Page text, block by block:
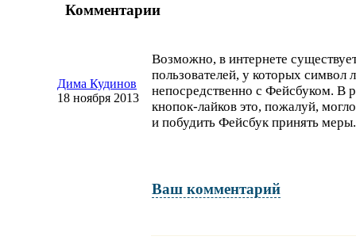
Комментарии
Дима Кудинов
18 ноября 2013
Возможно, в интернете
пользователей, у которых символ
непосредственно с Фейсбуком. В
кнопок-лайков это, пожалуй,
и побудить Фейсбук принять меры.
Ваш комментарий